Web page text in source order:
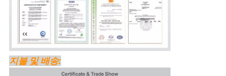
지불 및 배송: